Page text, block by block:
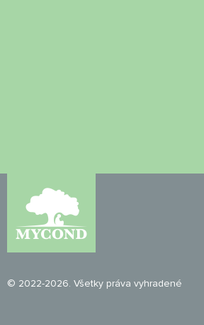
© 2022-2026. Všetky práva vyhradené